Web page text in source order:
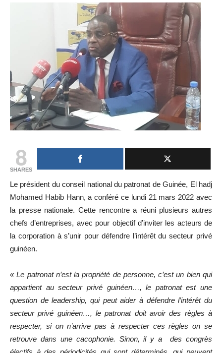
8
SHARES
Le président du conseil national du patronat de Guinée, El hadj
Mohamed Habib Hann, a conféré ce lundi 21 mars 2022 avec
la presse nationale. Cette rencontre a réuni plusieurs autres
chefs d’entreprises, avec pour objectif d’inviter les acteurs de
la corporation à s’unir pour défendre l’intérêt du secteur privé
guinéen.
« Le patronat n’est la propriété de personne, c’est un bien qui
appartient au secteur privé guinéen…, le patronat est une
question de leadership, qui peut aider à défendre l’intérêt du
secteur privé guinéen…, le patronat doit avoir des règles à
respecter, si on n’arrive pas à respecter ces règles on se
retrouve dans une cacophonie. Sinon, il y a des congrès